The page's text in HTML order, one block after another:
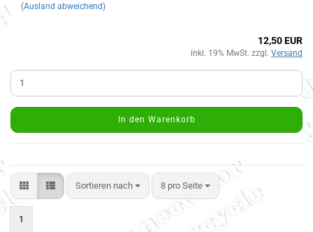
(Ausland abweichend)
12,50 EUR
inkl. 19% MwSt. zzgl. Versand
In den Warenkorb
Sortieren nach 8 pro Seite
1